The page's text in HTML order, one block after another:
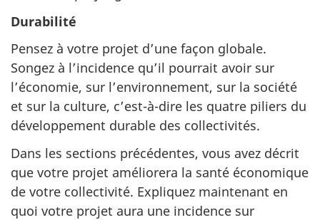
Durabilité
Pensez à votre projet d’une façon globale.
Songez à l’incidence qu’il pourrait avoir sur
l’économie, sur l’environnement, sur la société
et sur la culture, c’est-à-dire les quatre piliers du
développement durable des collectivités.
Dans les sections précédentes, vous avez décrit
que votre projet améliorera la santé économique
de votre collectivité. Expliquez maintenant en
quoi votre projet aura une incidence sur